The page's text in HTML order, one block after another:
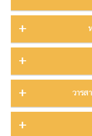
การนำเสนองานประ
ต้นฉบับ
บทความ
บทความในหนังสือ
บทคัดย่องานประชุมวิ
โปสเตอร์งานประชุมวิ
การจัดการความรู้
การจัดการพิพิธภัณฑ์
การศึกษาพิพิธภัณฑ์
ด้านสังคมศาสตร์
ภาคกลาง
ภาคตะวันตก
ภาคตะวันออก
วาร